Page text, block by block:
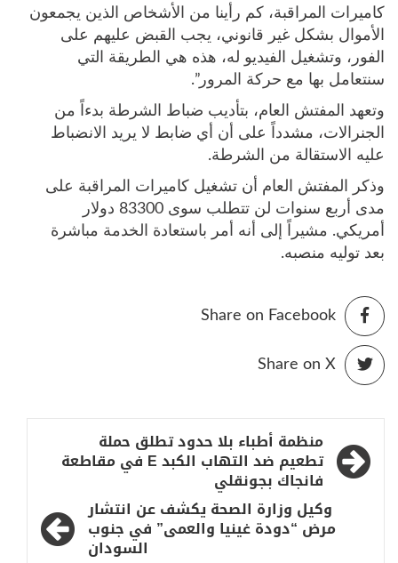
كاميرات المراقبة، كم رأينا من الأشخاص الذين يجمعون
الأموال بشكل غير قانوني، يجب القبض عليهم على
الفور، وتشغيل الفيديو له، هذه هي الطريقة التي
سنتعامل بها مع حركة المرور”.
وتعهد المفتش العام، بتأديب ضباط الشرطة بدءاً من
الجنرالات، مشدداً على أن أي ضابط لا يريد الانضباط
عليه الاستقالة من الشرطة.
وذكر المفتش العام أن تشغيل كاميرات المراقبة على
مدى أربع سنوات لن تتطلب سوى 83300 دولار
أمريكي. مشيراً إلى أنه أمر باستعادة الخدمة مباشرة
بعد توليه منصبه.
Share on Facebook
Share on X
تصفّح
المقالات
منظمة أطباء بلا حدود تطلق حملة
تطعيم ضد التهاب الكبد E في مقاطعة
فانجاك بجونقلي
وكيل وزارة الصحة يكشف عن انتشار
مرض “دودة غينيا والعمى” في جنوب
السودان